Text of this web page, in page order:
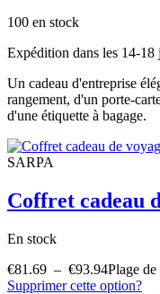
100 en stock
Expédition dans les 14-18
Un cadeau d'entreprise
rangement, d'un porte-
d'une étiquette à bagage.
SARPA
Coffret cadeau
En stock
€81.69 – €93.94Plage
Supprimer cette option?